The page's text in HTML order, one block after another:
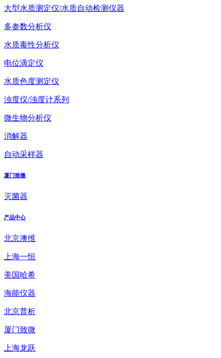
大型水质测定仪/水质自动检测仪器
多参数分析仪
水质毒性分析仪
电位滴定仪
水质色度测定仪
浊度仪/浊度计系列
微生物分析仪
消解器
自动采样器
厦门致微
灭菌器
产品中心
北京澳维
上海一恒
美国哈希
海能仪器
北京普析
厦门致微
上海龙跃